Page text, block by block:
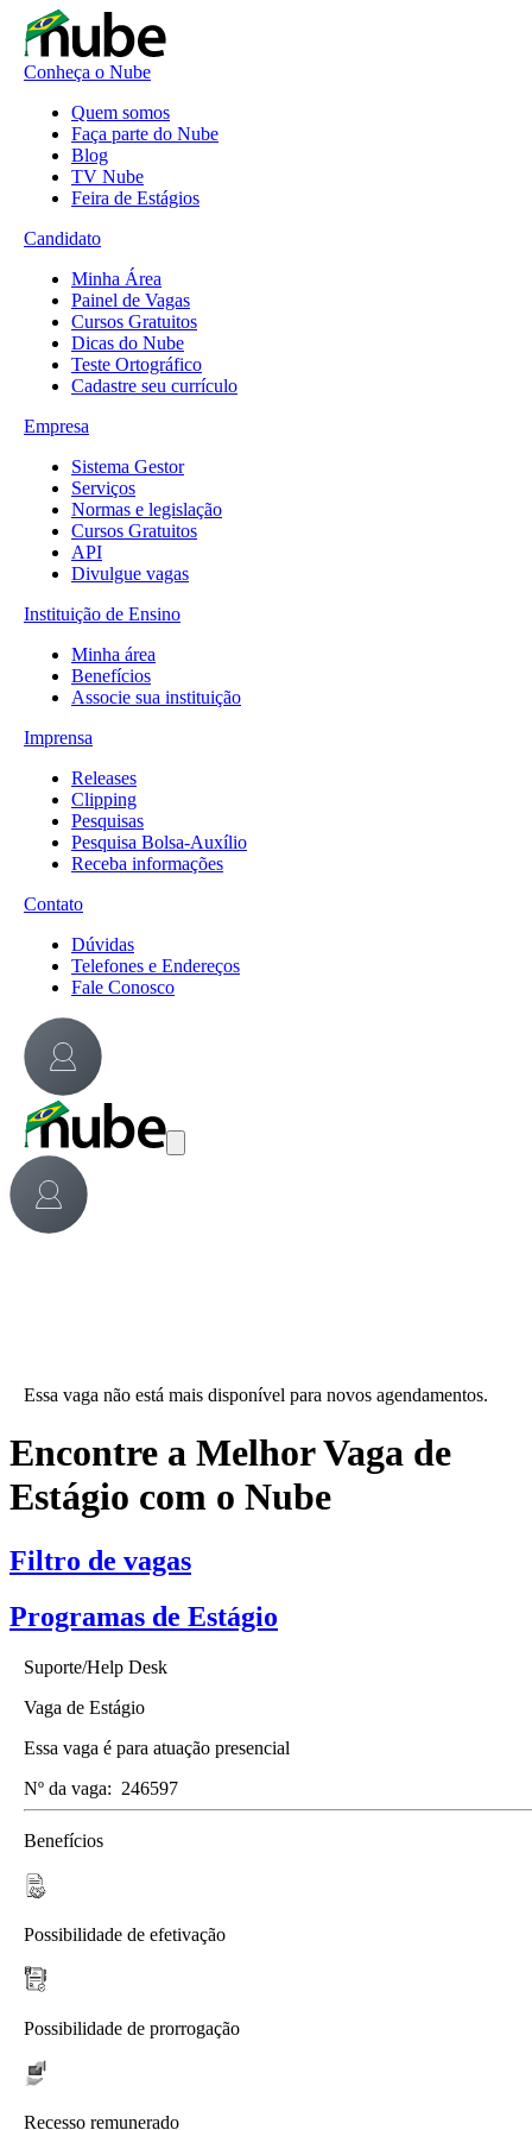
Conheça o Nube
Quem somos
Faça parte do Nube
Blog
TV Nube
Feira de Estágios
Candidato
Minha Área
Painel de Vagas
Cursos Gratuitos
Dicas do Nube
Teste Ortográfico
Cadastre seu currículo
Empresa
Sistema Gestor
Serviços
Normas e legislação
Cursos Gratuitos
API
Divulgue vagas
Instituição de Ensino
Minha área
Benefícios
Associe sua instituição
Imprensa
Releases
Clipping
Pesquisas
Pesquisa Bolsa-Auxílio
Receba informações
Contato
Dúvidas
Telefones e Endereços
Fale Conosco
Essa vaga não está mais disponível para novos agendamentos.
Encontre a Melhor Vaga de
Estágio com o Nube
Filtro de vagas
Programas de Estágio
Suporte/Help Desk
Vaga de Estágio
Essa vaga é para atuação presencial
Nº da vaga: 246597
Benefícios
Possibilidade de efetivação
Possibilidade de prorrogação
Recesso remunerado